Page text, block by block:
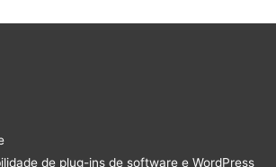
de plug-ins de software e WordPress